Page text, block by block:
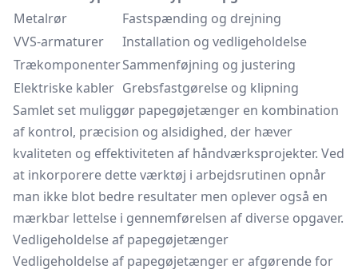
Metalrør
Fastspænding og drejning
VVS-armaturer
Installation og vedligeholdelse
TrækomponenterSammenføjning og justering
Elektriske kabler Grebsfastgørelse og klipning
Samlet set muliggør papegøjetænger en kombination
af kontrol, præcision og alsidighed, der hæver
kvaliteten og effektiviteten af håndværksprojekter. Ved
at inkorporere dette værktøj i arbejdsrutinen opnår
man ikke blot bedre resultater men oplever også en
mærkbar lettelse i gennemførelsen af diverse opgaver.
Vedligeholdelse af papegøjetænger
Vedligeholdelse af papegøjetænger er afgørende for